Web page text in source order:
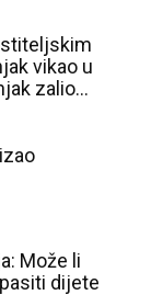
vikao u
zalio...
Može li
dijete